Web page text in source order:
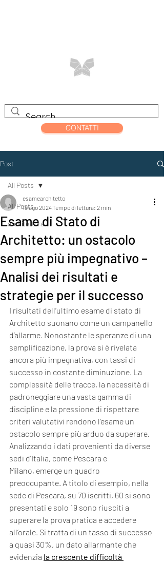
CONTATTI
Post
All Posts
architettura
All Posts
Esame di Stato di
Architetto: un ostacolo
sempre più impegnativo –
Analisi dei risultati e
strategie per il successo
esamearchitetto
19 ago 2024Tempo di lettura: 2 min
I risultati dell’ultimo esame di stato di
Architetto suonano come un campanello
d’allarme. Nonostante le speranze di una
semplificazione, la prova si è rivelata
ancora più impegnativa, con tassi di
successo in costante diminuzione. La
complessità delle tracce, la necessità di
padroneggiare una vasta gamma di
discipline e la pressione di rispettare
criteri valutativi rendono l’esame un
ostacolo sempre più arduo da superare.
Analizzando i dati provenienti da diverse
sedi d’Italia, come Pescara e
Milano, emerge un quadro
preoccupante. A titolo di esempio, nella
sede di Pescara, su 70 iscritti, 60 si sono
presentati e solo 19 sono riusciti a
superare la prova pratica e accedere
all’orale. Si tratta di un tasso di successo
a quasi 30%, un dato allarmante che
evidenzia la crescente difficoltà